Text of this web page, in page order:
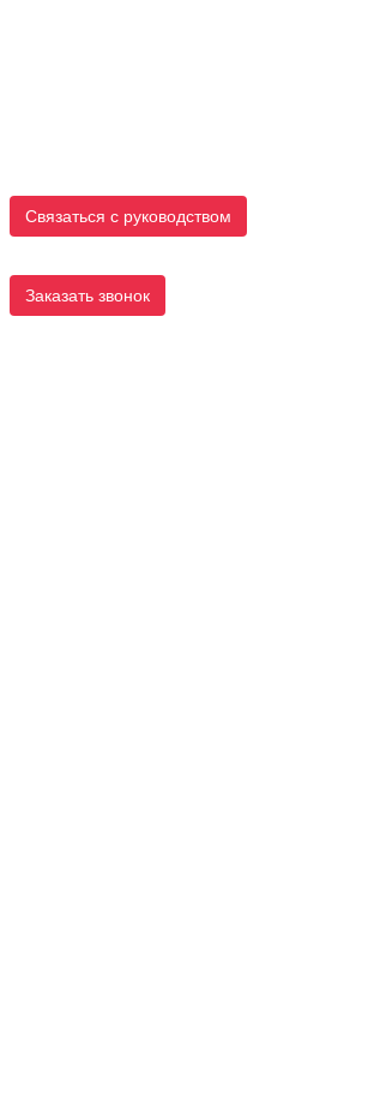
Связаться с руководством
Заказать звонок